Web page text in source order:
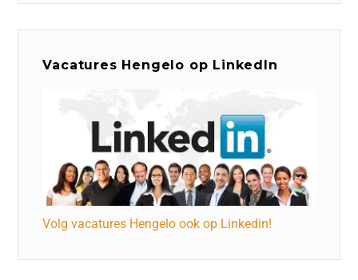
Vacatures Hengelo op LinkedIn
Volg vacatures Hengelo ook op Linkedin!